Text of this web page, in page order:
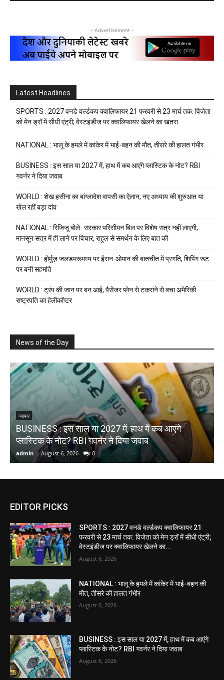
- Advertisement -
Latest Headlines
SPORTS : 2027 वनडे वर्ल्डकप क्वालिफायर 21 फरवरी से 23 मार्च तक: विजेता
को मेन ड्रॉ में सीधी एंट्री; वेस्टइंडीज पर क्वालिफायर खेलने का खतरा
NATIONAL : भालू के हमले में कांकेर में भाई-बहन की मौत, तीसरे की हालत गंभीर
BUSINESS : इस साल या 2027 में, हाथ में कब आएंगे प्लास्टिक के नोट? RBI
गवर्नर ने दिया जवाब
WORLD : शेख हसीना का बांग्लादेश वापसी का ऐलान, नए अध्याय की शुरुआत या
खेल रहीं बड़ा दांव
NATIONAL : रिजिजू बोले- सरकार परिसीमन बिल पर विशेष सत्र नहीं लाएगी,
मानसून सत्र में ही लाने पर विचार, राहुल से समर्थन के लिए बात की
WORLD : होर्मुज़ जलडमरूमध्य पर ईरान-ओमान की बातचीत में प्रगति, शिपिंग रूट
पर बनी सहमति
WORLD : ट्रंप की जान पर बन आई, पैसेंजर प्लेन से टकराने से बचा अमेरिकी
राष्ट्रपति का हेलीकॉप्टर
News of the Day
व्यापार
BUSINESS : इस साल या 2027 में, हाथ में कब आएंगे
प्लास्टिक के नोट? RBI गवर्नर ने दिया जवाब
admin - August 6, 2026 0
EDITOR PICKS
SPORTS : 2027 वनडे वर्ल्डकप क्वालिफायर 21
फरवरी से 23 मार्च तक: विजेता को मेन ड्रॉ में सीधी एंट्री;
वेस्टइंडीज पर क्वालिफायर खेलने का...
August 6, 2026
NATIONAL : भालू के हमले में कांकेर में भाई-बहन की
मौत, तीसरे की हालत गंभीर
August 6, 2026
BUSINESS : इस साल या 2027 में, हाथ में कब आएंगे
प्लास्टिक के नोट? RBI गवर्नर ने दिया जवाब
August 6, 2026